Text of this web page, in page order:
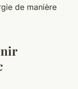
de manière